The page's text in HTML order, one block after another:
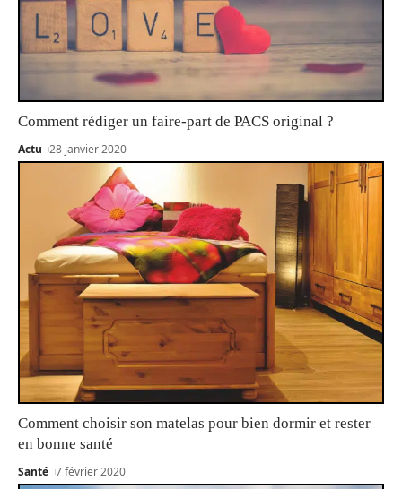
Comment rédiger un faire-part de PACS original ?
Actu 28 janvier 2020
Comment choisir son matelas pour bien dormir et rester
en bonne santé
Santé 7 février 2020